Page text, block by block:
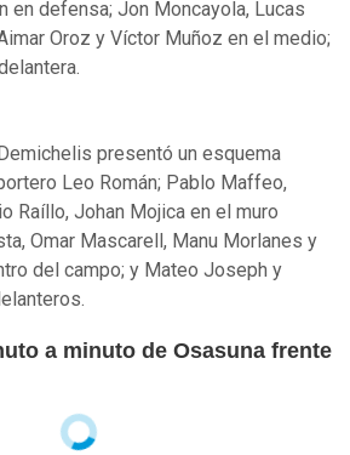
en defensa; Jon Moncayola, Lucas
Oroz y Víctor Muñoz en el medio;
presentó un esquema
Leo Román; Pablo Maffeo,
Raíllo, Johan Mojica en el muro
Omar Mascarell, Manu Morlanes y
del campo; y Mateo Joseph y
a minuto de Osasuna frente